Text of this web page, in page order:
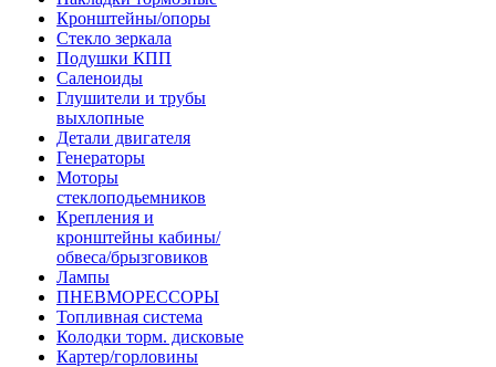
Кронштейны/опоры
Стекло зеркала
Подушки КПП
Саленоиды
Глушители и трубы
выхлопные
Детали двигателя
Генераторы
Моторы
стеклоподьемников
Крепления и
кронштейны кабины/
обвеса/брызговиков
Лампы
ПНЕВМОРЕССОРЫ
Топливная система
Колодки торм. дисковые
Картер/горловины